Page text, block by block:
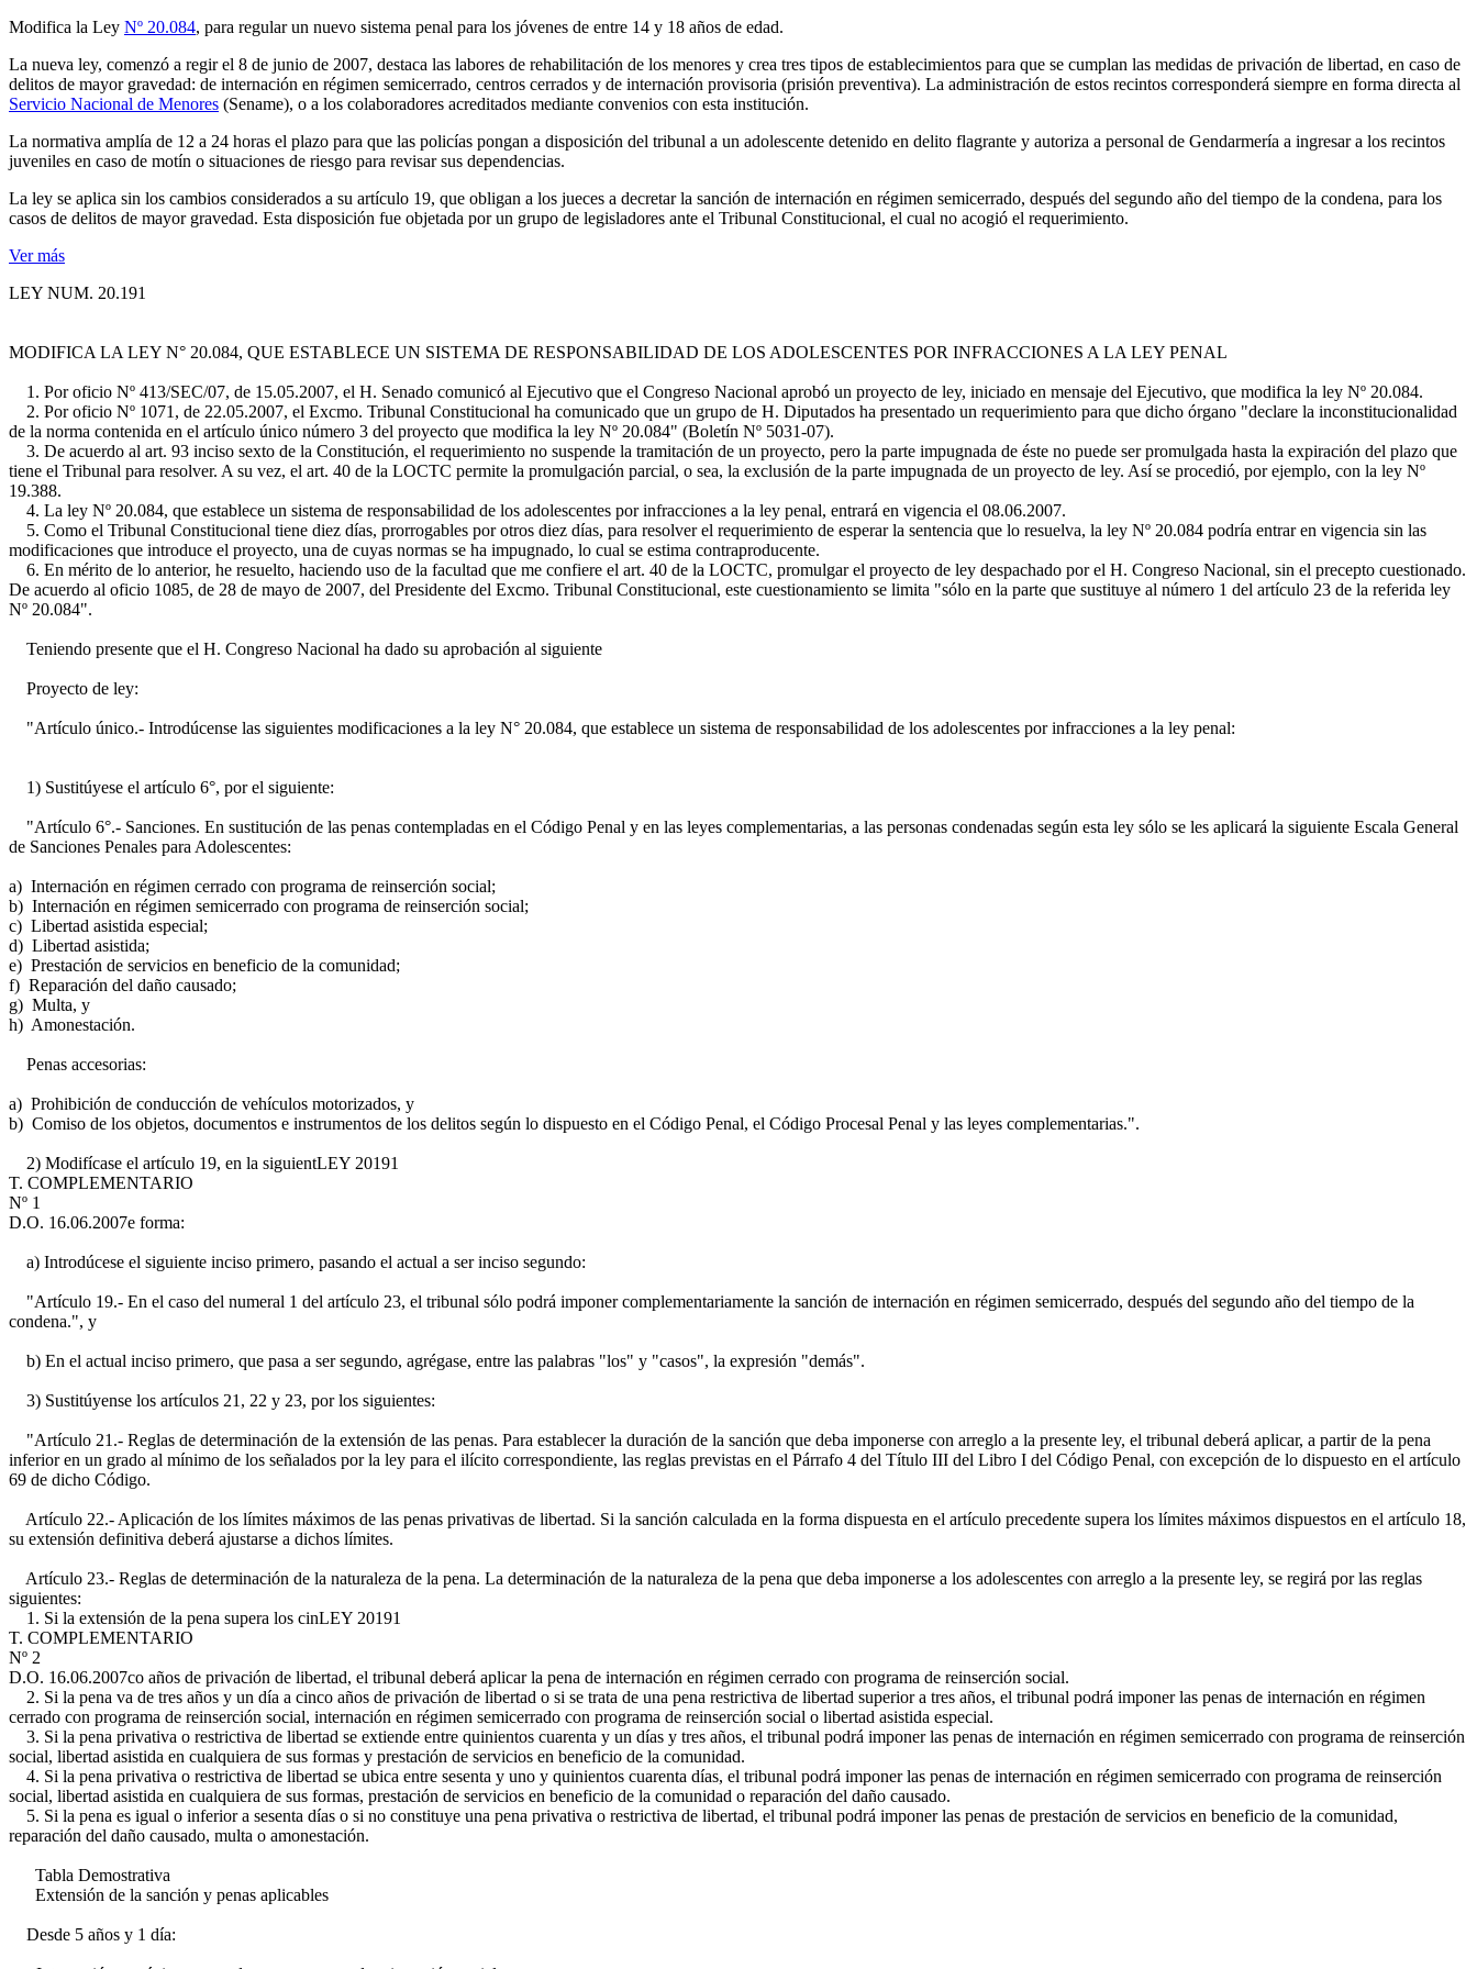
Modifica la Ley Nº 20.084, para regular un nuevo sistema penal para los jóvenes de entre 14 y 18 años de edad.
La nueva ley, comenzó a regir el 8 de junio de 2007, destaca las labores de rehabilitación de los menores y crea tres tipos de establecimientos para que se cumplan las medidas de privación de libertad, en caso de
delitos de mayor gravedad: de internación en régimen semicerrado, centros cerrados y de internación provisoria (prisión preventiva). La administración de estos recintos corresponderá siempre en forma directa al
Servicio Nacional de Menores (Sename), o a los colaboradores acreditados mediante convenios con esta institución.
La normativa amplía de 12 a 24 horas el plazo para que las policías pongan a disposición del tribunal a un adolescente detenido en delito flagrante y autoriza a personal de Gendarmería a ingresar a los recintos
juveniles en caso de motín o situaciones de riesgo para revisar sus dependencias.
La ley se aplica sin los cambios considerados a su artículo 19, que obligan a los jueces a decretar la sanción de internación en régimen semicerrado, después del segundo año del tiempo de la condena, para los
casos de delitos de mayor gravedad. Esta disposición fue objetada por un grupo de legisladores ante el Tribunal Constitucional, el cual no acogió el requerimiento.
Ver más
LEY NUM. 20.191
MODIFICA LA LEY N° 20.084, QUE ESTABLECE UN SISTEMA DE RESPONSABILIDAD DE LOS ADOLESCENTES POR INFRACCIONES A LA LEY PENAL
1. Por oficio Nº 413/SEC/07, de 15.05.2007, el H. Senado comunicó al Ejecutivo que el Congreso Nacional aprobó un proyecto de ley, iniciado en mensaje del Ejecutivo, que modifica la ley Nº 20.084.
2. Por oficio Nº 1071, de 22.05.2007, el Excmo. Tribunal Constitucional ha comunicado que un grupo de H. Diputados ha presentado un requerimiento para que dicho órgano "declare la inconstitucionalidad
de la norma contenida en el artículo único número 3 del proyecto que modifica la ley Nº 20.084" (Boletín Nº 5031-07).
3. De acuerdo al art. 93 inciso sexto de la Constitución, el requerimiento no suspende la tramitación de un proyecto, pero la parte impugnada de éste no puede ser promulgada hasta la expiración del plazo que
tiene el Tribunal para resolver. A su vez, el art. 40 de la LOCTC permite la promulgación parcial, o sea, la exclusión de la parte impugnada de un proyecto de ley. Así se procedió, por ejemplo, con la ley Nº
19.388.
4. La ley Nº 20.084, que establece un sistema de responsabilidad de los adolescentes por infracciones a la ley penal, entrará en vigencia el 08.06.2007.
5. Como el Tribunal Constitucional tiene diez días, prorrogables por otros diez días, para resolver el requerimiento de esperar la sentencia que lo resuelva, la ley Nº 20.084 podría entrar en vigencia sin las
modificaciones que introduce el proyecto, una de cuyas normas se ha impugnado, lo cual se estima contraproducente.
6. En mérito de lo anterior, he resuelto, haciendo uso de la facultad que me confiere el art. 40 de la LOCTC, promulgar el proyecto de ley despachado por el H. Congreso Nacional, sin el precepto cuestionado.
De acuerdo al oficio 1085, de 28 de mayo de 2007, del Presidente del Excmo. Tribunal Constitucional, este cuestionamiento se limita "sólo en la parte que sustituye al número 1 del artículo 23 de la referida ley
Nº 20.084".
Teniendo presente que el H. Congreso Nacional ha dado su aprobación al siguiente
Proyecto de ley:
"Artículo único.- Introdúcense las siguientes modificaciones a la ley N° 20.084, que establece un sistema de responsabilidad de los adolescentes por infracciones a la ley penal:
1) Sustitúyese el artículo 6°, por el siguiente:
"Artículo 6°.- Sanciones. En sustitución de las penas contempladas en el Código Penal y en las leyes complementarias, a las personas condenadas según esta ley sólo se les aplicará la siguiente Escala General
de Sanciones Penales para Adolescentes:
a) Internación en régimen cerrado con programa de reinserción social;
b) Internación en régimen semicerrado con programa de reinserción social;
c) Libertad asistida especial;
d) Libertad asistida;
e) Prestación de servicios en beneficio de la comunidad;
f) Reparación del daño causado;
g) Multa, y
h) Amonestación.
Penas accesorias:
a) Prohibición de conducción de vehículos motorizados, y
b) Comiso de los objetos, documentos e instrumentos de los delitos según lo dispuesto en el Código Penal, el Código Procesal Penal y las leyes complementarias.".
2) Modifícase el artículo 19, en la siguientLEY 20191
T. COMPLEMENTARIO
Nº 1
D.O. 16.06.2007e forma:
a) Introdúcese el siguiente inciso primero, pasando el actual a ser inciso segundo:
"Artículo 19.- En el caso del numeral 1 del artículo 23, el tribunal sólo podrá imponer complementariamente la sanción de internación en régimen semicerrado, después del segundo año del tiempo de la
condena.", y
b) En el actual inciso primero, que pasa a ser segundo, agrégase, entre las palabras "los" y "casos", la expresión "demás".
3) Sustitúyense los artículos 21, 22 y 23, por los siguientes:
"Artículo 21.- Reglas de determinación de la extensión de las penas. Para establecer la duración de la sanción que deba imponerse con arreglo a la presente ley, el tribunal deberá aplicar, a partir de la pena
inferior en un grado al mínimo de los señalados por la ley para el ilícito correspondiente, las reglas previstas en el Párrafo 4 del Título III del Libro I del Código Penal, con excepción de lo dispuesto en el artículo
69 de dicho Código.
Artículo 22.- Aplicación de los límites máximos de las penas privativas de libertad. Si la sanción calculada en la forma dispuesta en el artículo precedente supera los límites máximos dispuestos en el artículo 18,
su extensión definitiva deberá ajustarse a dichos límites.
Artículo 23.- Reglas de determinación de la naturaleza de la pena. La determinación de la naturaleza de la pena que deba imponerse a los adolescentes con arreglo a la presente ley, se regirá por las reglas
siguientes:
1. Si la extensión de la pena supera los cinLEY 20191
T. COMPLEMENTARIO
Nº 2
D.O. 16.06.2007co años de privación de libertad, el tribunal deberá aplicar la pena de internación en régimen cerrado con programa de reinserción social.
2. Si la pena va de tres años y un día a cinco años de privación de libertad o si se trata de una pena restrictiva de libertad superior a tres años, el tribunal podrá imponer las penas de internación en régimen
cerrado con programa de reinserción social, internación en régimen semicerrado con programa de reinserción social o libertad asistida especial.
3. Si la pena privativa o restrictiva de libertad se extiende entre quinientos cuarenta y un días y tres años, el tribunal podrá imponer las penas de internación en régimen semicerrado con programa de reinserción
social, libertad asistida en cualquiera de sus formas y prestación de servicios en beneficio de la comunidad.
4. Si la pena privativa o restrictiva de libertad se ubica entre sesenta y uno y quinientos cuarenta días, el tribunal podrá imponer las penas de internación en régimen semicerrado con programa de reinserción
social, libertad asistida en cualquiera de sus formas, prestación de servicios en beneficio de la comunidad o reparación del daño causado.
5. Si la pena es igual o inferior a sesenta días o si no constituye una pena privativa o restrictiva de libertad, el tribunal podrá imponer las penas de prestación de servicios en beneficio de la comunidad,
reparación del daño causado, multa o amonestación.
Tabla Demostrativa
Extensión de la sanción y penas aplicables
Desde 5 años y 1 día: